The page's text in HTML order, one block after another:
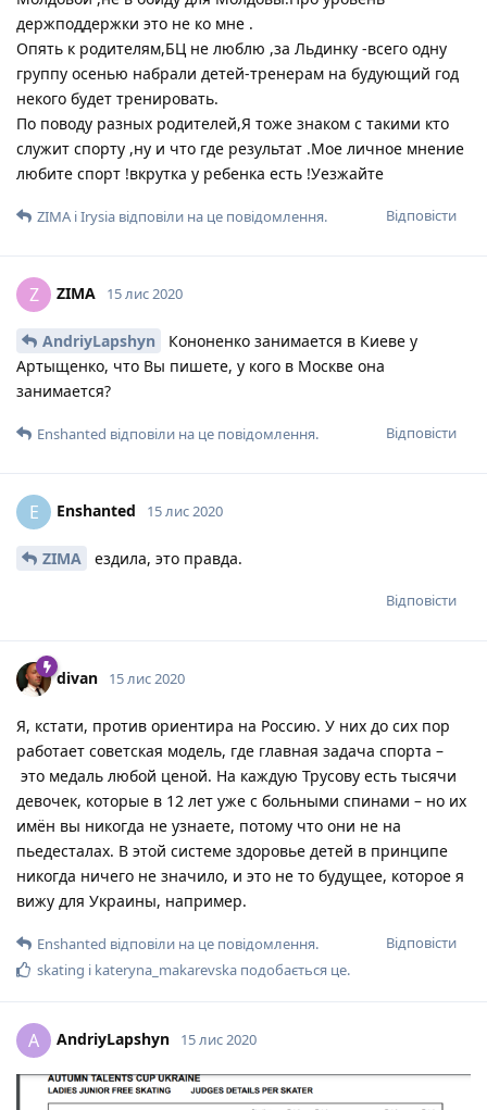
держподдержки это не ко мне .
Опять к родителям,БЦ не люблю ,за Льдинку -всего одну
группу осенью набрали детей-тренерам на будующий год
некого будет тренировать.
По поводу разных родителей,Я тоже знаком с такими кто
служит спорту ,ну и что где результат .Мое личное мнение
любите спорт !вкрутка у ребенка есть !Уезжайте
Відповісти
ZIMA іIrysia відповіли на це повідомлення.
Z ZIMA 15 лис 2020
AndriyLapshyn
Кононенко занимается в Киеве у
Артыщенко, что Вы пишете, у кого в Москве она
занимается?
Відповісти
Enshanted відповіли на це повідомлення.
E Enshanted 15 лис 2020
ZIMA ездила, это правда.
Відповісти
divan 15 лис 2020
Я, кстати, против ориентира на Россию. У них до сих пор
работает советская модель, где главная задача спорта –
это медаль любой ценой. На каждую Трусову есть тысячи
девочек, которые в 12 лет уже с больными спинами – но их
имён вы никогда не узнаете, потому что они не на
пьедесталах. В этой системе здоровье детей в принципе
никогда ничего не значило, и это не то будущее, которое я
вижу для Украины, например.
Відповісти
Enshanted відповіли на це повідомлення.
skating і kateryna_makarevska подобається це.
A AndriyLapshyn 15 лис 2020